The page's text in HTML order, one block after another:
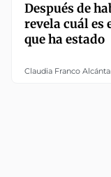
Después de
revela cuál es
que ha estado
Claudia Franco